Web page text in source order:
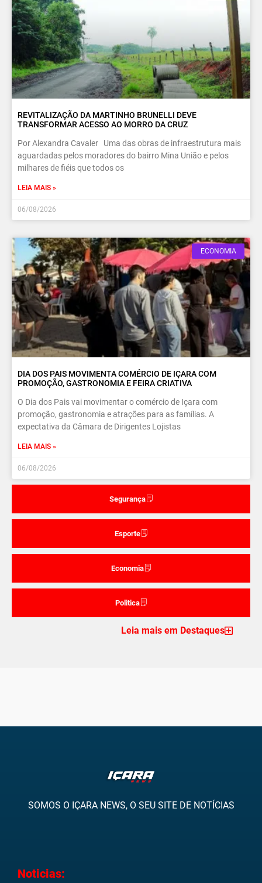
Segurança
Esporte
Economia
Politica
REVITALIZAÇÃO DA MARTINHO BRUNELLI DEVE
TRANSFORMAR ACESSO AO MORRO DA CRUZ
Por Alexandra Cavaler Uma das obras de infraestrutura mais
aguardadas pelos moradores do bairro Mina União e pelos
milhares de fiéis que todos os
LEIA MAIS »
06/08/2026
ECONOMIA
DIA DOS PAIS MOVIMENTA COMÉRCIO DE IÇARA COM
PROMOÇÃO, GASTRONOMIA E FEIRA CRIATIVA
O Dia dos Pais vai movimentar o comércio de Içara com
promoção, gastronomia e atrações para as famílias. A
expectativa da Câmara de Dirigentes Lojistas
LEIA MAIS »
06/08/2026
Leia mais em Destaques
SOMOS O IÇARA NEWS, O SEU SITE DE NOTÍCIAS
Noticias: